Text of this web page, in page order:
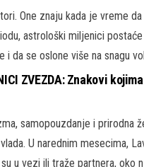
One znaju kada je vreme
astrološki miljenici
da se oslone više na snagu
ZVEZDA: Znakovi
samopouzdanje i prirodna
U narednim mesecima,
u vezi ili traže partnera, oko